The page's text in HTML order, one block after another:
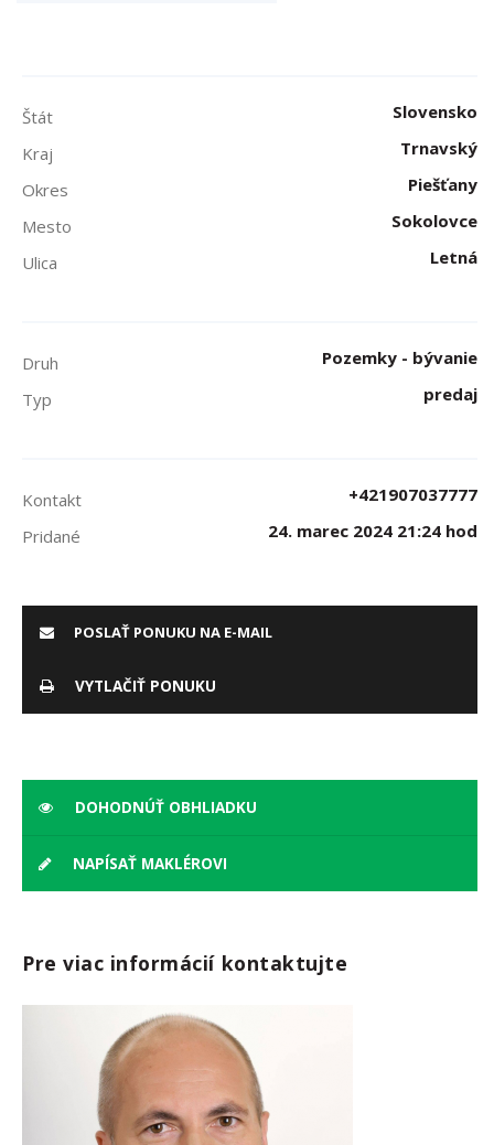
Štát
Slovensko
Kraj
Trnavský
Okres
Piešťany
Mesto
Sokolovce
Ulica
Letná
Druh
Pozemky - bývanie
Typ
predaj
Kontakt
+421907037777
Pridané
24. marec 2024 21:24 hod
POSLAŤ PONUKU NA E-MAIL
VYTLAČIŤ PONUKU
DOHODNÚŤ OBHLIADKU
NAPÍSAŤ MAKLÉROVI
Pre viac informácií kontaktujte